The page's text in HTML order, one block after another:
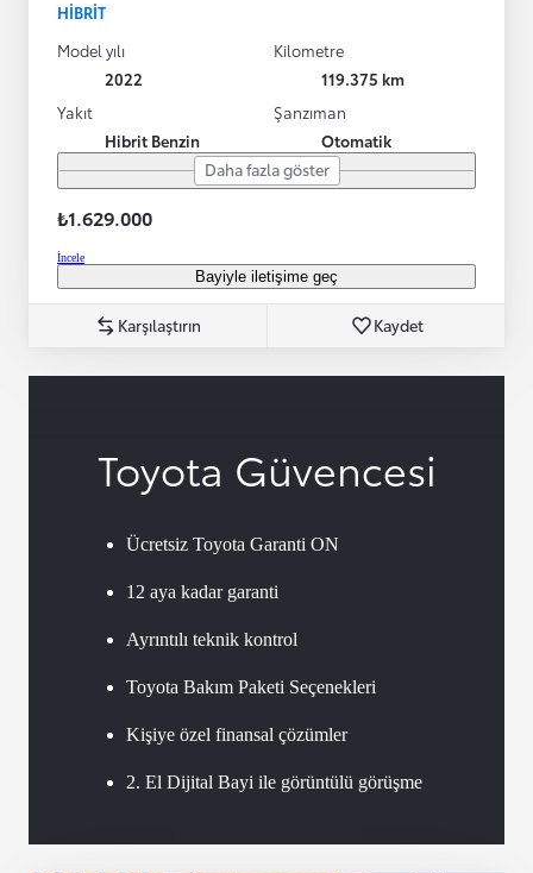
HIBRIT
Model yılı
2022
Kilometre
119.375 km
Yakıt
Hibrit Benzin
Şanzıman
Otomatik
Daha fazla göster
₺1.629.000
İncele
Bayiyle iletişime geç
Karşılaştırın Kaydet
Toyota Güvencesi
Ücretsiz Toyota Garanti ON
12 aya kadar garanti
Ayrıntılı teknik kontrol
Toyota Bakım Paketi Seçenekleri
Kişiye özel finansal çözümler
2. El Dijital Bayi ile görüntülü görüşme